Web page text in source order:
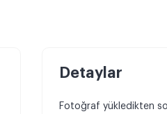
Detaylar
Fotoğraf yükledikten